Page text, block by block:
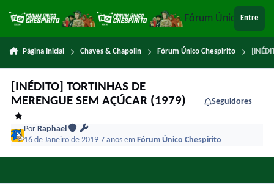
Fórum ÚnicoEntre
Página Inicial Chaves & Chapolin Fórum Único Chespirito
[INÉDITO] TORTINHAS DE
MERENGUE SEM AÇÚCAR (1979)
Seguidores
PorRaphael
16 de Janeiro de 20197 anosemFórum Único Chespirito